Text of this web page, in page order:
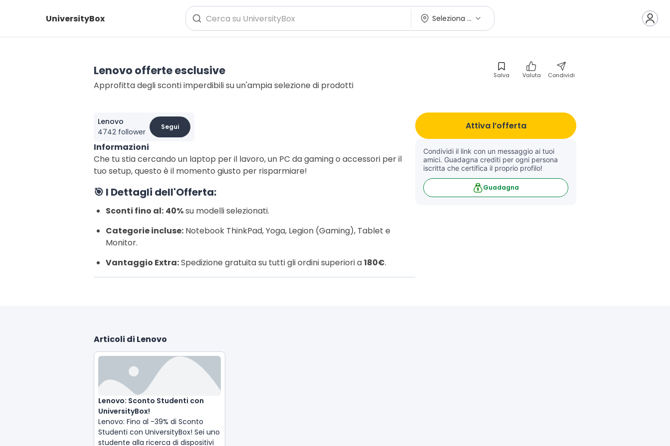
UniversityBox Seleziona città
Lenovo offerte esclusive Salva Valuta Condividi
Approfitta degli sconti imperdibili su un'ampia selezione di prodotti
Lenovo
4742 follower
Segui
Informazioni
Che tu stia cercando un laptop per il lavoro, un PC da gaming o accessori per il
tuo setup, questo è il momento giusto per risparmiare!
🎯 I Dettagli dell'Offerta:
Sconti fino al: 40%su modelli selezionati.
Categorie incluse: Notebook ThinkPad, Yoga, Legion (Gaming), Tablet e
Monitor.
Vantaggio Extra:Spedizione gratuita su tutti gli ordini superiori a180€.
Attiva l’offerta
Condividi il link con un messaggio ai tuoi
amici. Guadagna crediti per ogni persona
iscritta che certifica il proprio profilo!
Guadagna
Articoli di Lenovo
Lenovo: Sconto Studenti con
UniversityBox!
Lenovo: Fino al -39% di Sconto
Studenti con UniversityBox! Sei uno
studente alla ricerca di dispositivi